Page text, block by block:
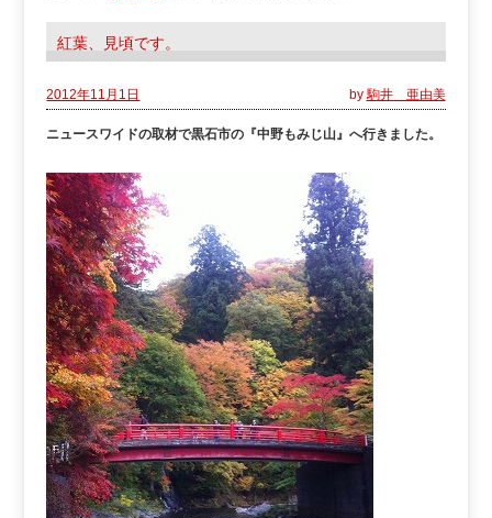
紅葉、見頃です。
2012年11月1日 by駒井 亜由美
ニュースワイドの取材で黒石市の『中野もみじ山』へ行きました。